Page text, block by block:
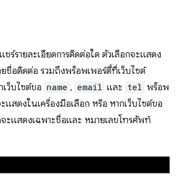
ร์รายละเอียดการติดต่อใด ตัวเลือกจะแสดง
ชื่อติดต่อ รวมถึงพร็อพเพอร์ตี้ที่เว็บไซต์
ว็บไซต์ขอ name , email และ tel พร็อพ
แสดงในเครื่องมือเลือก หรือ หากเว็บไซต์ขอ
จะแสดงเฉพาะชื่อและ หมายเลขโทรศัพท์